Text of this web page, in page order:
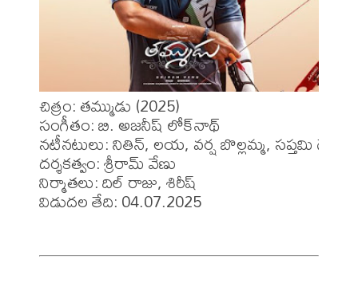
చిత్రం: తమ్ముడు (2025)
సంగీతం: బి. అజనీష్ లోక్‌నాథ్
నటీనటులు: నితిన్, లయ, వర్ష బొల్లమ్మ, సప్తమి గౌడ
దర్శకత్వం: శ్రీరామ్ వేణు
నిర్మాతలు: దిల్ రాజు, శిరీష్
విడుదల తేది: 04.07.2025